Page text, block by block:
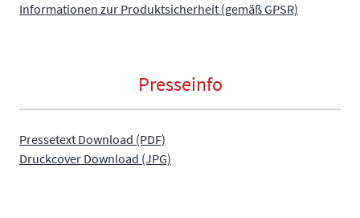
Informationen zur Produktsicherheit (gemäß GPSR)
Presseinfo
Pressetext Download (PDF)
Druckcover Download (JPG)